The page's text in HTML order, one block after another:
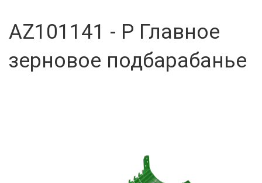
AZ101141 - P Главное
зерновое подбарабанье